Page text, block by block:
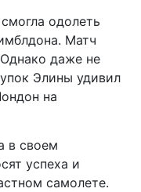
одолеть
Матч
даже не
Элины удивил
на
в своем
успеха и
самолете.